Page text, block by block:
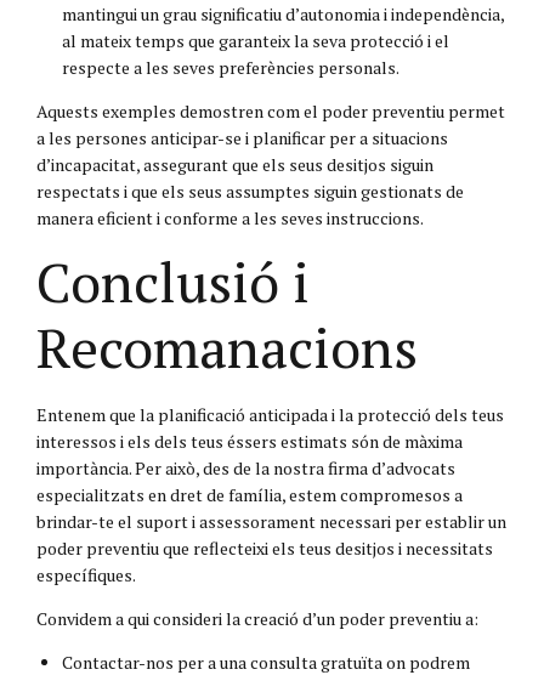
mantingui un grau significatiu d’autonomia i independència,
al mateix temps que garanteix la seva protecció i el
respecte a les seves preferències personals.
Aquests exemples demostren com el poder preventiu permet
a les persones anticipar-se i planificar per a situacions
d’incapacitat, assegurant que els seus desitjos siguin
respectats i que els seus assumptes siguin gestionats de
manera eficient i conforme a les seves instruccions.
Conclusió i
Recomanacions
Entenem que la planificació anticipada i la protecció dels teus
interessos i els dels teus éssers estimats són de màxima
importància. Per això, des de la nostra firma d’advocats
especialitzats en dret de família, estem compromesos a
brindar-te el suport i assessorament necessari per establir un
poder preventiu que reflecteixi els teus desitjos i necessitats
específiques.
Convidem a qui consideri la creació d’un poder preventiu a:
Contactar-nos per a una consulta gratuïta on podrem